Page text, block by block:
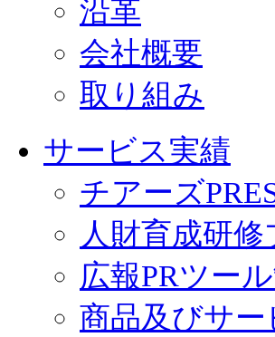
沿革
会社概要
取り組み
サービス実績
チアーズ
人財育成研
広報PRツー
商品及びサ